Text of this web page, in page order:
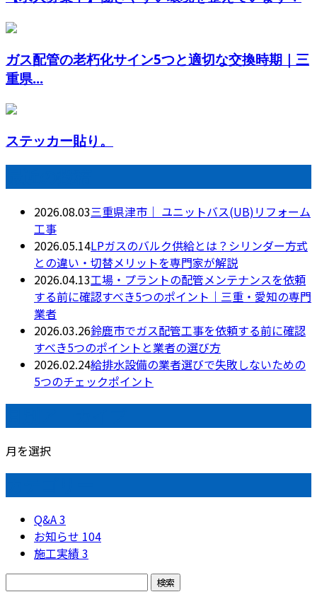
ガス配管の老朽化サイン5つと適切な交換時期｜三
重県...
ステッカー貼り。
2026.08.03三重県津市｜ ユニットバス(UB)リフォーム
工事
2026.05.14LPガスのバルク供給とは？シリンダー方式
との違い・切替メリットを専門家が解説
2026.04.13工場・プラントの配管メンテナンスを依頼
する前に確認すべき5つのポイント｜三重・愛知の専門
業者
2026.03.26鈴鹿市でガス配管工事を依頼する前に確認
すべき5つのポイントと業者の選び方
2026.02.24給排水設備の業者選びで失敗しないための
5つのチェックポイント
月を選択
Q&A3
お知らせ 104
施工実績3